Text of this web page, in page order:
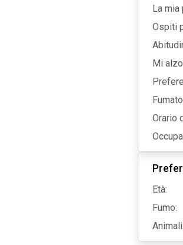
La mia
Ospiti
Mi
Orario
Età:
Fumo: